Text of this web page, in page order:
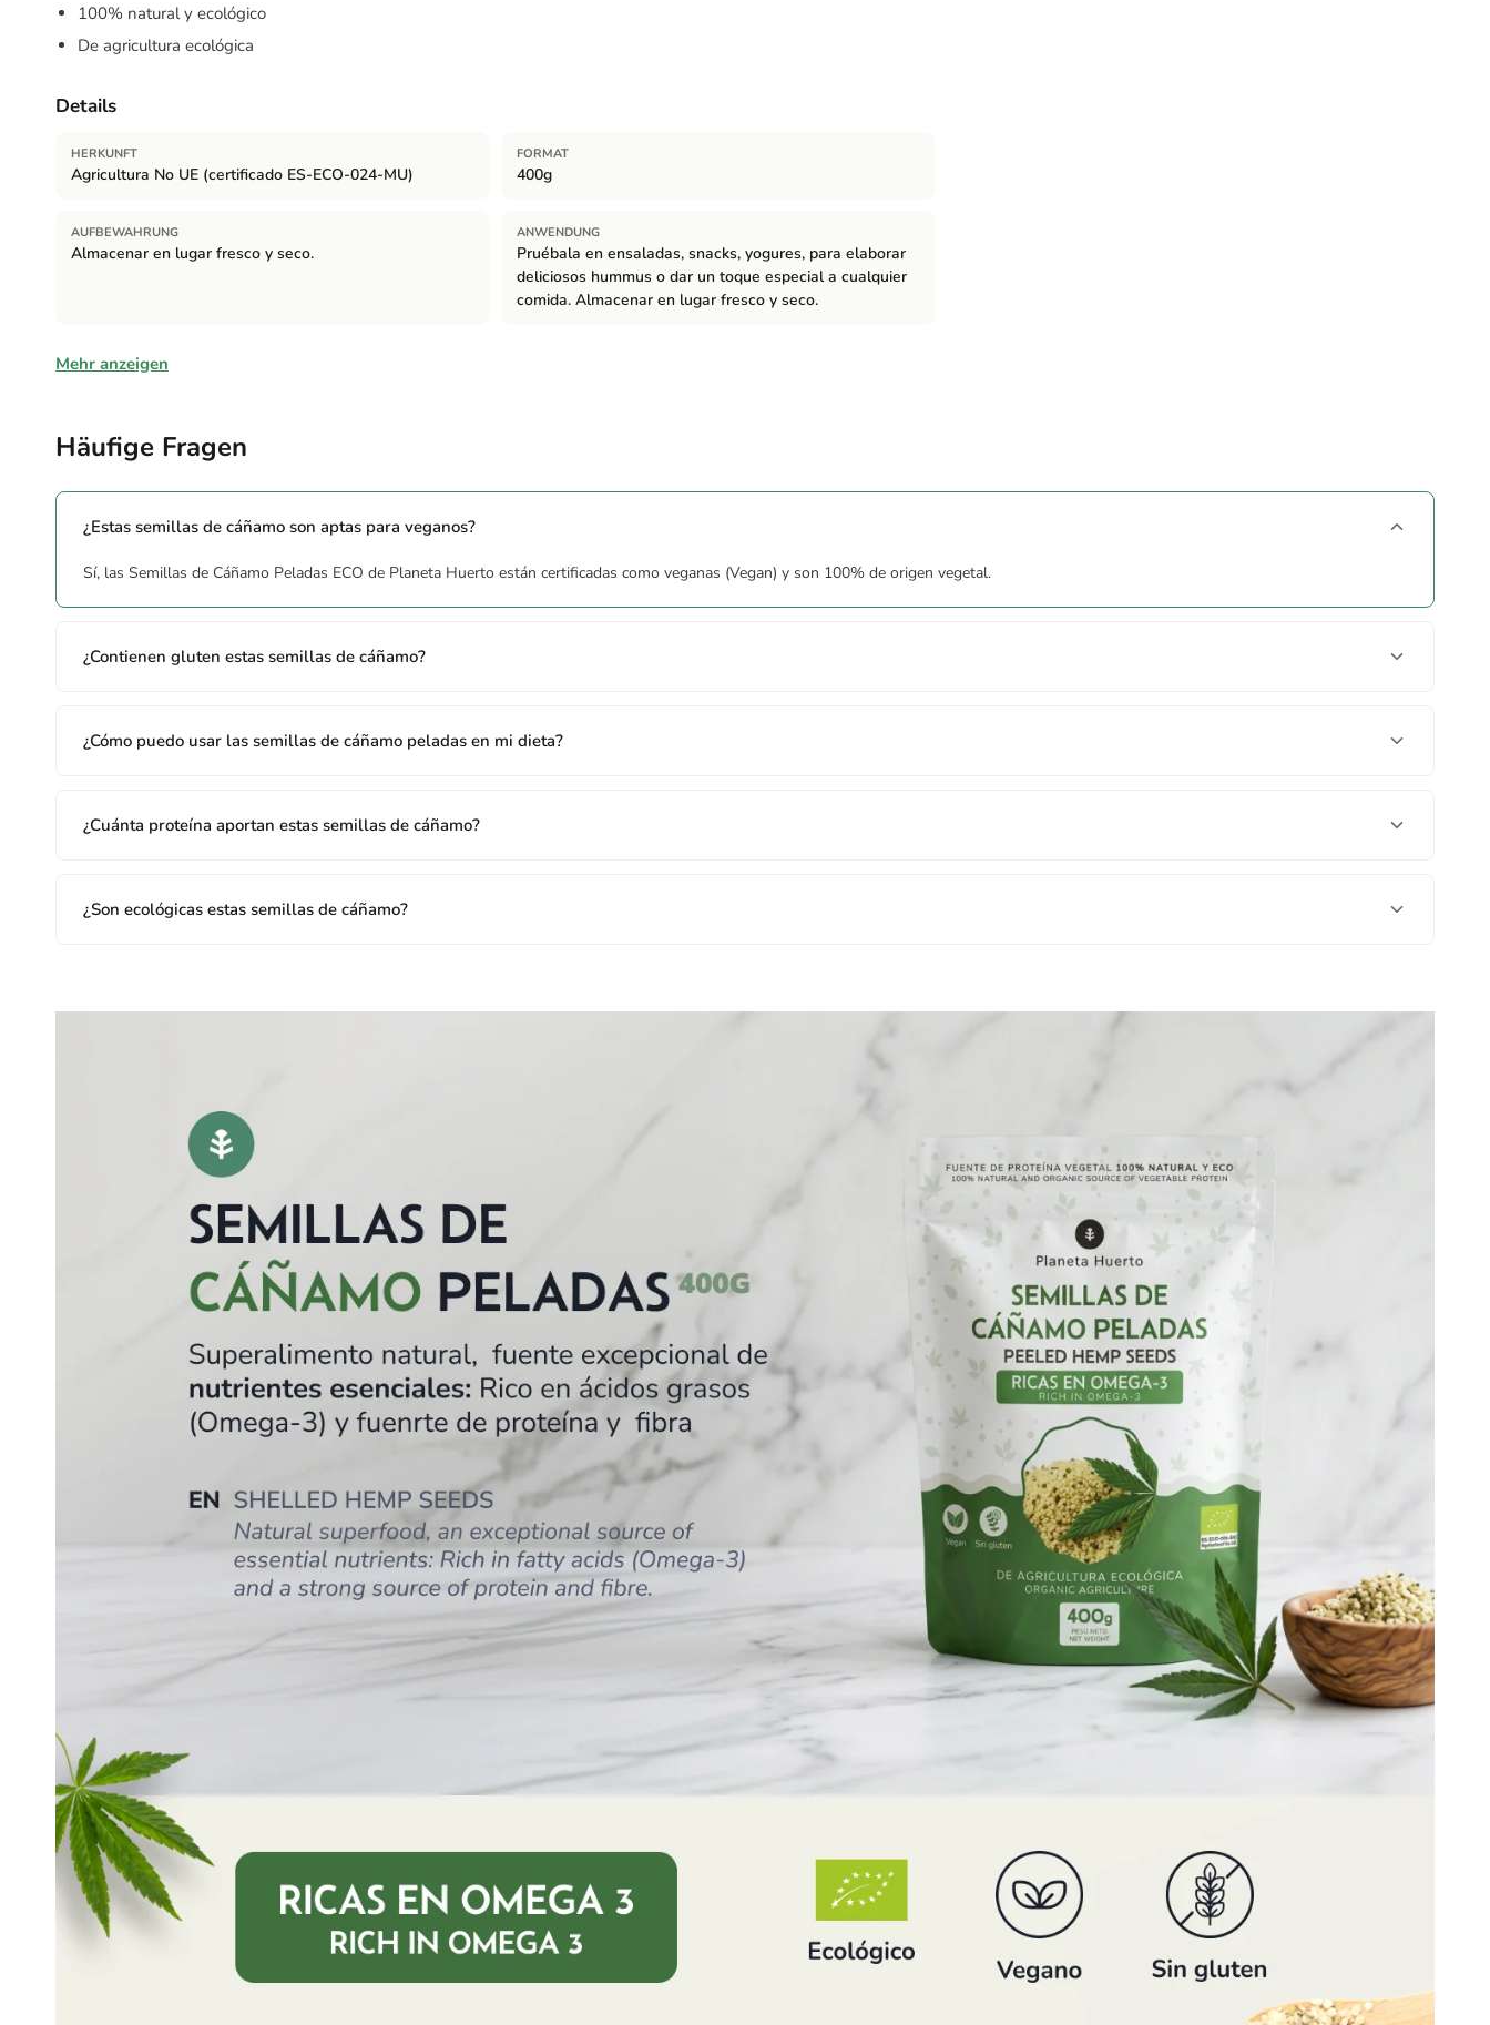
100% natural y ecológico
De agricultura ecológica
Details
HERKUNFT
Agricultura No UE (certificado ES-ECO-024-MU)
FORMAT
400g
AUFBEWAHRUNG
Almacenar en lugar fresco y seco.
ANWENDUNG
Pruébala en ensaladas, snacks, yogures, para elaborar
deliciosos hummus o dar un toque especial a cualquier
comida. Almacenar en lugar fresco y seco.
Zutaten
Allergene
Este producto se fabrica en una planta donde se manipulan frutos secos, soja y sésamo.
Mehr anzeigen
Häufige Fragen
¿Estas semillas de cáñamo son aptas para veganos?
Sí, las Semillas de Cáñamo Peladas ECO de Planeta Huerto están certificadas como veganas (Vegan) y son 100% de origen vegetal.
¿Contienen gluten estas semillas de cáñamo?
¿Cómo puedo usar las semillas de cáñamo peladas en mi dieta?
¿Cuánta proteína aportan estas semillas de cáñamo?
¿Son ecológicas estas semillas de cáñamo?